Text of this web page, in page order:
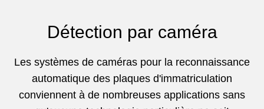
Détection par caméra
Les systèmes de caméras pour la reconnaissance
automatique des plaques d'immatriculation
conviennent à de nombreuses applications sans